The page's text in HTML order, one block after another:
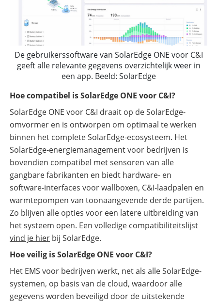
De gebruikerssoftware van SolarEdge ONE voor C&I
geeft alle relevante gegevens overzichtelijk weer in
een app. Beeld: SolarEdge
Hoe compatibel is SolarEdge ONE voor C&I?
SolarEdge ONE voor C&I draait op de SolarEdge-
omvormer en is ontworpen om optimaal te werken
binnen het complete SolarEdge-ecosysteem. Het
SolarEdge-energiemanagement voor bedrijven is
bovendien compatibel met sensoren van alle
gangbare fabrikanten en biedt hardware- en
software-interfaces voor wallboxen, C&I-laadpalen en
warmtepompen van toonaangevende derde partijen.
Zo blijven alle opties voor een latere uitbreiding van
het systeem open. Een volledige compatibiliteitslijst
vind je hier bij SolarEdge.
Hoe veilig is SolarEdge ONE voor C&I?
Het EMS voor bedrijven werkt, net als alle SolarEdge-
systemen, op basis van de cloud, waardoor alle
gegevens worden beveiligd door de uitstekende